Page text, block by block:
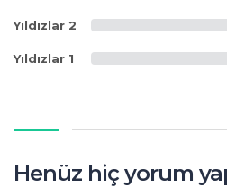
Yıldızlar 2
Yıldızlar 1
Henüz hiç yorum